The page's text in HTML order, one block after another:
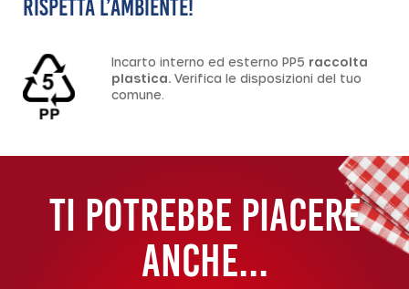
RISPETTA L’AMBIENTE!
Incarto interno ed esterno PP5 raccolta
plastica. Verifica le disposizioni del tuo
comune.
TI POTREBBE PIACERE
ANCHE...